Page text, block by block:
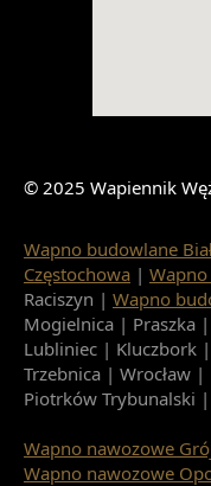
© 2025 Wapiennik
Wapno budowlane
Częstochowa |
Raciszyn | Wapno
Mogielnica | Praszka
Lubliniec | Kluczbork |
Trzebnica | Wrocław
Piotrków Trybunalski
Wapno nawozowe
Wapno nawozowe